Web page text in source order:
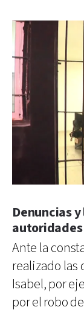
Denuncias
autoridades
Ante la
realizado las
Isabel, por
por el robo